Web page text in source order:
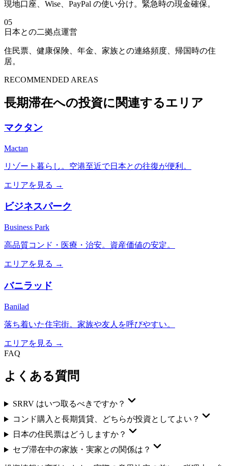
現地口座、Wise、PayPal の使い分け。緊急時の現金確保。
05
日本との二拠点運営
住民票、健康保険、年金、家族との連絡頻度、帰国時の住
居。
RECOMMENDED AREAS
長期滞在への投資に関連するエリア
マクタン
Mactan
リゾート暮らし。空港至近で日本との往復が便利。
エリアを見る →
ビジネスパーク
Business Park
高品質コンド・医療・治安。資産価値の安定。
エリアを見る →
バニラッド
Banilad
落ち着いた住宅街。家族や友人を呼びやすい。
エリアを見る →
FAQ
よくある質問
SRRV はいつ取るべきですか？
コンド購入と長期賃貸、どちらが投資としてよい？
日本の住民票はどうしますか？
セブ滞在中の家族・実家との関係は？